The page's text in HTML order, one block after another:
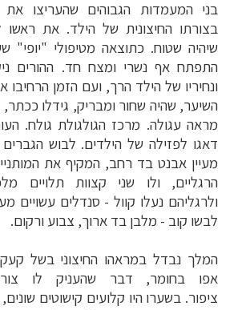
בני המעמדות הגבוהים שהעריצו את
בצורתו החיצונית של הילד. את
שיהיה שטוח. כתוצאה מטיפולי "יופי"
התפתח אף נשרי ומצח חד. ההורים
ונחיריו של הילד הרך, ועם הזמן
השיער, שהיה שחור ומבריק, גידלו
מראה עגולה. מרכז הגולגולת גולח.
דאגו לפזילה של הילדים. לבוש
מעיין אבנט בד רחב, המקיף את
הרגליים, ולו שני קצוות תלויים
ולרגליהם נעלו קוול - סנדלים עשויים
לבשו קוב - מלבן בד ארוך, צבוע ורקום.
המלך נבדל במראהו החיצוני בשל
אפו בחומר, דבר שהעניק לו
ציפור. בשערו היו קלועים קישוטים שונים,